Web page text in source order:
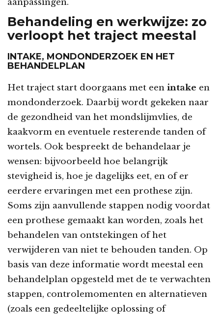
aanpassingen.
Behandeling en werkwijze: zo
verloopt het traject meestal
INTAKE, MONDONDERZOEK EN HET
BEHANDELPLAN
Het traject start doorgaans met een intake en
mondonderzoek. Daarbij wordt gekeken naar
de gezondheid van het mondslijmvlies, de
kaakvorm en eventuele resterende tanden of
wortels. Ook bespreekt de behandelaar je
wensen: bijvoorbeeld hoe belangrijk
stevigheid is, hoe je dagelijks eet, en of er
eerdere ervaringen met een prothese zijn.
Soms zijn aanvullende stappen nodig voordat
een prothese gemaakt kan worden, zoals het
behandelen van ontstekingen of het
verwijderen van niet te behouden tanden. Op
basis van deze informatie wordt meestal een
behandelplan opgesteld met de te verwachten
stappen, controlemomenten en alternatieven
(zoals een gedeeltelijke oplossing of